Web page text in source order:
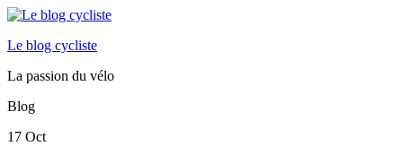
Le blog cycliste
La passion du vélo
Blog
17 Oct